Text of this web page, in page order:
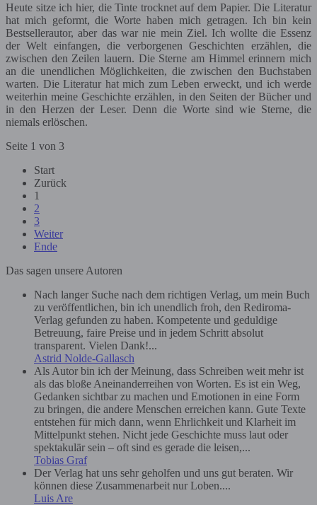
Heute sitze ich hier, die Tinte trocknet auf dem Papier. Die Literatur
hat mich geformt, die Worte haben mich getragen. Ich bin kein
Bestsellerautor, aber das war nie mein Ziel. Ich wollte die Essenz
der Welt einfangen, die verborgenen Geschichten erzählen, die
zwischen den Zeilen lauern. Die Sterne am Himmel erinnern mich
an die unendlichen Möglichkeiten, die zwischen den Buchstaben
warten. Die Literatur hat mich zum Leben erweckt, und ich werde
weiterhin meine Geschichte erzählen, in den Seiten der Bücher und
in den Herzen der Leser. Denn die Worte sind wie Sterne, die
niemals erlöschen.
Seite 1 von 3
Start
Zurück
1
2
3
Weiter
Ende
Das sagen unsere Autoren
Nach langer Suche nach dem richtigen Verlag, um mein Buch
zu veröffentlichen, bin ich unendlich froh, den Rediroma-
Verlag gefunden zu haben. Kompetente und geduldige
Betreuung, faire Preise und in jedem Schritt absolut
transparent. Vielen Dank!...
Astrid Nolde-Gallasch
Als Autor bin ich der Meinung, dass Schreiben weit mehr ist
als das bloße Aneinanderreihen von Worten. Es ist ein Weg,
Gedanken sichtbar zu machen und Emotionen in eine Form
zu bringen, die andere Menschen erreichen kann. Gute Texte
entstehen für mich dann, wenn Ehrlichkeit und Klarheit im
Mittelpunkt stehen. Nicht jede Geschichte muss laut oder
spektakulär sein – oft sind es gerade die leisen,...
Tobias Graf
Der Verlag hat uns sehr geholfen und uns gut beraten. Wir
können diese Zusammenarbeit nur Loben....
Luis Are